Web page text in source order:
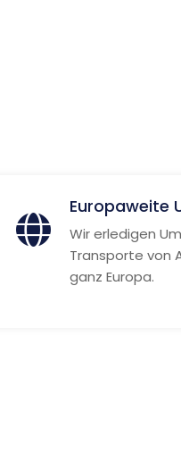
Europaweite
Wir erledigen
Transporte von
ganz Europa.